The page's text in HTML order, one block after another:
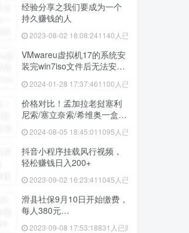
经验分享之我们要成为一个
持久赚钱的人
2023-08-02 18:08:241140人已阅读
VMwareu虚拟机17的系统安
装完win7iso文件后无法安装
2024-01-28 17:37:461100人已阅读
价格对比！孟加拉老挝塞利
尼索/塞立奈索/希维奥一盒价
2024-08-05 18:45:01 1095人已阅读
抖音小程序挂载风行视频，
轻松赚钱日入200+
2023-09-02 16:23:41 1045人已阅读
滑县社保9月10日开始缴费，
每人380元…
2023-09-08 17:53:18831人已阅读